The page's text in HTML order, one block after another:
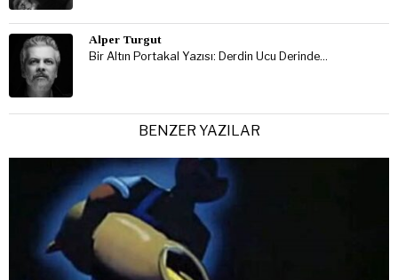
Alper Turgut
Bir Altın Portakal Yazısı: Derdin Ucu Derinde…
BENZER YAZILAR